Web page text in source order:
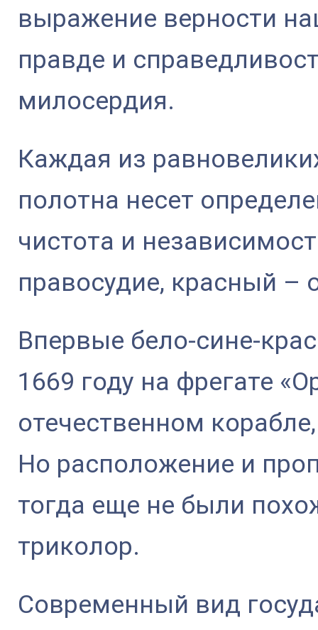
выражение верности
правде и
милосердия.
Каждая из
полотна несет
чистота и
правосудие, красный –
Впервые бело-сине-
1669 году на фрегате
отечественном
Но расположение и
тогда еще не были
триколор.
Современный вид